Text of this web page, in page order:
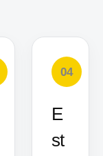
04
E
st